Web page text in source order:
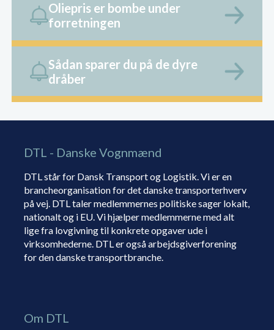
Oliepris er bombe under
forretningen
Sådan sparer du på de dyre
dråber
DTL - Danske Vognmænd
DTL står for Dansk Transport og Logistik. Vi er en
brancheorganisation for det danske transporterhverv
på vej. DTL taler medlemmernes politiske sager lokalt,
nationalt og i EU. Vi hjælper medlemmerne med alt
lige fra lovgivning til konkrete opgaver ude i
virksomhederne. DTL er også arbejdsgiverforening
for den danske transportbranche.
Om DTL